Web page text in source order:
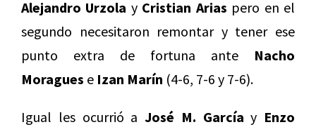
Alejandro Urzola y Cristian Arias pero en el
segundo necesitaron remontar y tener ese
punto extra de fortuna ante Nacho
Moragues e Izan Marín (4-6, 7-6 y 7-6).
Igual les ocurrió a José M. García y Enzo